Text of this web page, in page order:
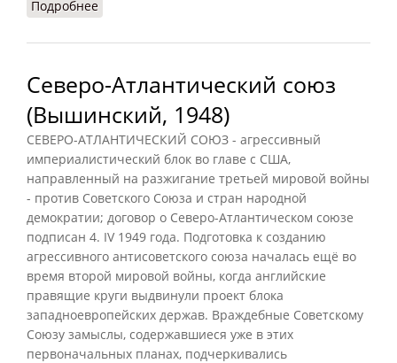
Подробнее
Северо-Атлантический союз
(Вышинский, 1948)
СЕВЕРО-АТЛАНТИЧЕСКИЙ СОЮЗ - агрессивный
империалистический блок во главе с США,
направленный на разжигание третьей мировой войны
- против Советского Союза и стран народной
демократии; договор о Северо-Атлантическом союзе
подписан 4. IV 1949 года. Подготовка к созданию
агрессивного антисоветского союза началась ещё во
время второй мировой войны, когда английские
правящие круги выдвинули проект блока
западноевропейских держав. Враждебные Советскому
Союзу замыслы, содержавшиеся уже в этих
первоначальных планах, подчеркивались